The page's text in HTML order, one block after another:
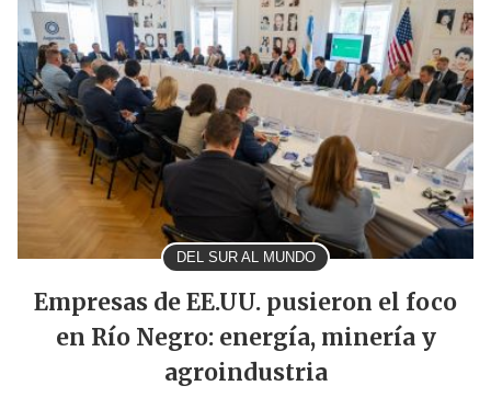
DEL SUR AL MUNDO
Empresas de EE.UU. pusieron el foco
en Río Negro: energía, minería y
agroindustria